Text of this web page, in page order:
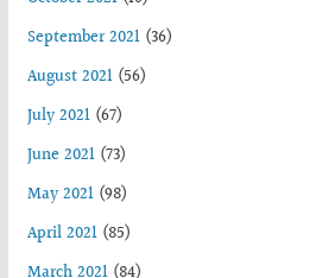
September 2021(36)
August 2021(56)
July 2021(67)
June 2021(73)
May 2021(98)
April 2021(85)